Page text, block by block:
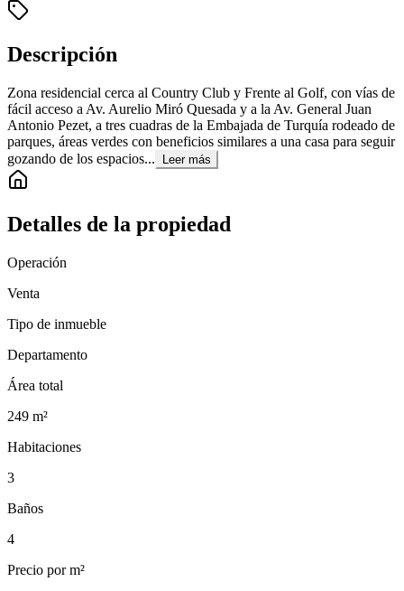
Descripción
Zona residencial cerca al Country Club y Frente al Golf, con vías de
fácil acceso a Av. Aurelio Miró Quesada y a la Av. General Juan
Antonio Pezet, a tres cuadras de la Embajada de Turquía rodeado de
parques, áreas verdes con beneficios similares a una casa para seguir
gozando de los espacios...
Leer más
Detalles de la propiedad
Operación
Venta
Tipo de inmueble
Departamento
Área total
249 m²
Habitaciones
3
Baños
4
Precio por m²